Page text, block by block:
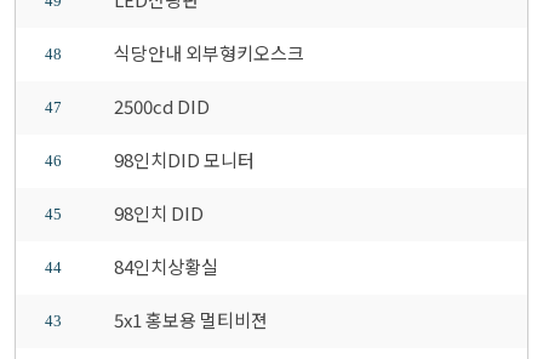
48 식당안내 외부형키오스크
47 2500cd DID
46 98인치DID 모니터
45 98인치 DID
44 84인치상황실
43 5x1 홍보용 멀티비젼